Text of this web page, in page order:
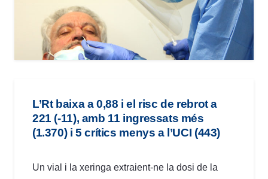
L’Rt baixa a 0,88 i el risc de rebrot a
221 (-11), amb 11 ingressats més
(1.370) i 5 crítics menys a l’UCI (443)
Un vial i la xeringa extraient-ne la dosi de la